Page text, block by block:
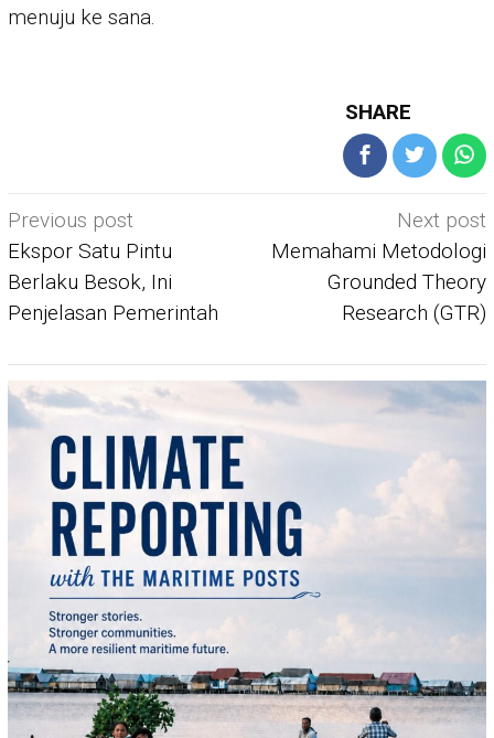
menuju ke sana.
SHARE
Post
navigation
Previous post
Ekspor Satu Pintu
Berlaku Besok, Ini
Penjelasan Pemerintah
Next post
Memahami Metodologi
Grounded Theory
Research (GTR)